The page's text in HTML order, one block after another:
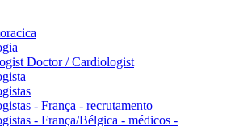
Doctor / Cardiologist
- França - recrutamento
- França/Bélgica - médicos -